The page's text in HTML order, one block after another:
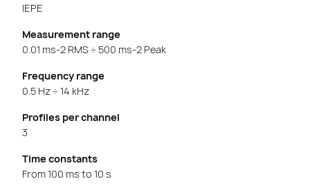
IEPE
Measurement range
0.01 ms-2 RMS ÷ 500 ms-2 Peak
Frequency range
0.5 Hz ÷ 14 kHz
Profiles per channel
3
Time constants
From 100 ms to 10 s